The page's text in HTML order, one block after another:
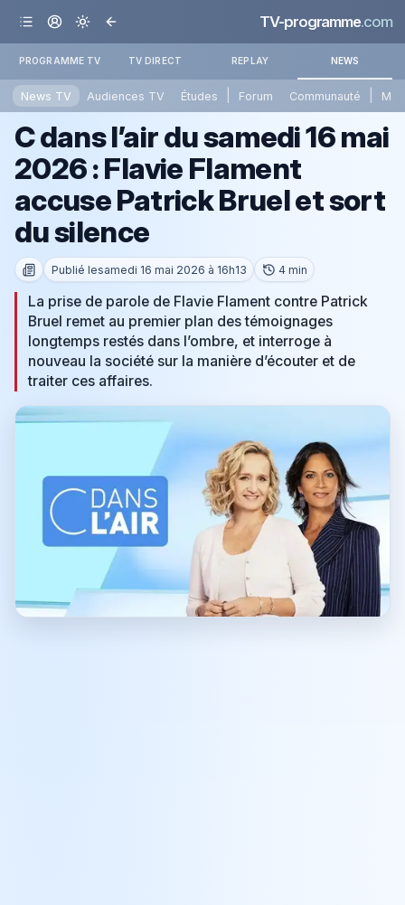
TV-programme.com
PROGRAMME TV TV DIRECT REPLAY NEWS
News TV Audiences TV Études Forum Communauté
C dans l’air du samedi 16 mai
2026 : Flavie Flament
accuse Patrick Bruel et sort
du silence
Publié lesamedi 16 mai 2026 à 16h13 4 min
La prise de parole de Flavie Flament contre Patrick
Bruel remet au premier plan des témoignages
longtemps restés dans l’ombre, et interroge à
nouveau la société sur la manière d’écouter et de
traiter ces affaires.